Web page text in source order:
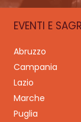
EVENTI E
Abruzzo
Campania
Lazio
Marche
Puglia